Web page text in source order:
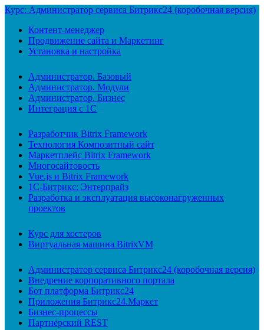
Курс: Администратор сервиса Битрикс24 (коробочная версия)
Контент-менеджер
Продвижение сайта и Маркетинг
Установка и настройка
Администратор. Базовый
Администратор. Модули
Администратор. Бизнес
Интеграция с 1С
Разработчик Bitrix Framework
Технология Композитный сайт
Маркетплейс Bitrix Framework
Многосайтовость
Vue.js и Bitrix Framework
1С-Битрикс: Энтерпрайз
Разработка и эксплуатация высоконагруженных
проектов
Курс для хостеров
Виртуальная машина BitrixVM
Администратор сервиса Битрикс24 (коробочная версия)
Внедрение корпоративного портала
Бот платформа Битрикс24
Приложения Битрикс24.Маркет
Бизнес-процессы
Партнёрский REST